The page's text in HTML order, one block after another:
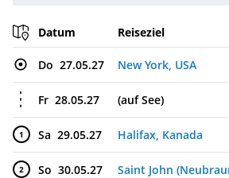
Datum Reiseziel
Do 27.05.27 New York, USA
Fr 28.05.27 (auf See)
1 Sa 29.05.27 Halifax, Kanada
2 So 30.05.27